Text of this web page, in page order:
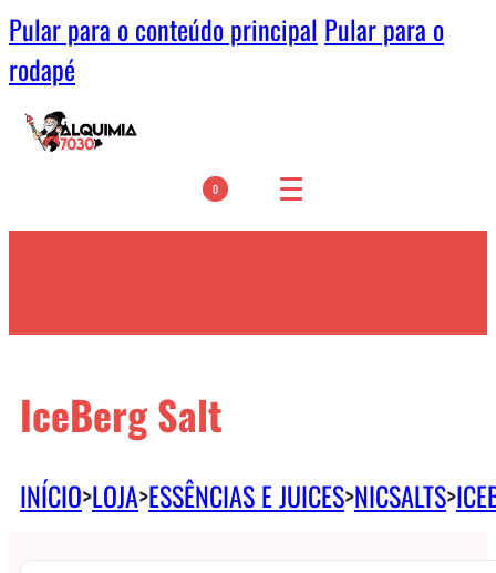
Pular para o conteúdo principal Pular para o
rodapé
0
IceBerg Salt
INÍCIO>LOJA>ESSÊNCIAS E JUICES>NICSALTS>